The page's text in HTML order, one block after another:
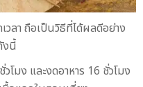
วลา ถือเป็นวิธีที่ได้ผลดีอย่าง
งนี้
โมง และงดอาหาร 16 ชั่วโมง